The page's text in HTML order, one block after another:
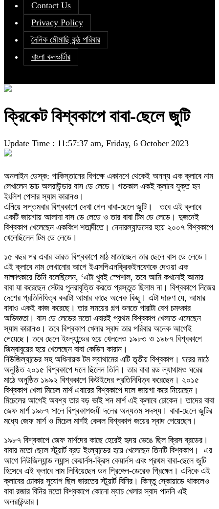
Contact Us
Privacy Policy
দৈনিক মৌমাছি কন্ঠ পরিবার
বাংলা কনভার্টার
ক্রিকেট বিশ্বকাপে বাবা-ছেলে জুটি
Update Time : 11:57:37 am, Friday, 6 October 2023
অনলাইন ডেস্ক: পাকিস্তানের বিপক্ষে একাদশে থেকেই অনন্য এক ক্লাবে নাম
লেখালেন ডাচ অলরাউন্ডার বাস ডে লেডে। গতকাল একই ক্লাবে যুক্ত হন
ইংলিশ পেসার স্যাম কারানও।
এনিয়ে সপ্তমবার বিশ্বকাপে দেখা গেল বাবা-ছেলে জুটি। তবে এই ক্লাবে
একটি জায়গায় আলাদা বাস ডে লেডে ও তার বাবা টিম ডে লেডে। দুজনেই
বিশ্বকাপ খেলেছেন একবিংশ শতাব্দীতে। নেদারল্যান্ডসের হয়ে ২০০৭ বিশ্বকাপে
খেলেছিলেন টিম ডে লেডে।
১৫ বছর পর এবার ভারত বিশ্বকাপে মাঠ মাতাচ্ছেন তার ছেলে বাস ডে লেডে।
এই ক্লাবে নাম লেখানোর আগে ইএসপিএনক্রিকইনফোকে দেওয়া এক
সাক্ষাৎকারে তিনি বলেছিলেন, ‘এটা খুবই স্পেশাল, তবে আমি কখনোই আমার
বাবা যা করেছেন সেটার পুনরাবৃত্তি করতে প্রস্তুত ছিলাম না। বিশ্বকাপে নিজের
দেশের প্রতিনিধিত্ব করাটা আমার কাছে অনেক কিছু। এটা দারুণ যে, আমার
বাবাও একই কাজ করেছে। তার সময়ের গল্প শুনতে পারাটা বেশ চমৎকার
অভিজ্ঞতা। বাস ডে লেডের মতো এবারই প্রথম বিশ্বকাপ খেলতে এসেছেন
স্যাম কারানও। তবে বিশ্বকাপ খেলার স্বাদ তার পরিবার অনেক আগেই
পেয়েছে। তবে ছেলে ইংল্যান্ডের হয়ে খেললেও ১৯৮৩ ও ১৯৮৭ বিশ্বকাপে
জিম্বাবুয়ের হয়ে খেলেছেন বাবা কেভিন কারান।
নিউজিল্যান্ডের সহ অধিনায়ক টম ল্যাথামের এটি তৃতীয় বিশ্বকাপ। ঘরের মাঠে
অনুষ্ঠিত ২০১৫ বিশ্বকাপে দলে ছিলেন তিনি। তার বাবা রড ল্যাথামও ঘরের
মাঠে অনুষ্ঠিত ১৯৯২ বিশ্বকাপে কিউইদের প্রতিনিধিত্ব করেছেন। ২০১৫
বিশ্বকাপ খেলা মিচেল মার্শ এবারের বিশ্বকাপে দলে জায়গা করে নিয়েছেন।
মিচেলের আগেই অবশ্য তার বড় ভাই শন মার্শ এই ক্লাবে ঢোকেন। তাদের বাবা
জেফ মার্শ ১৯৮৭ সালে বিশ্বকাপজয়ী দলের অন্যতম সদস্য। বাবা-ছেলে জুটির
মধ্যে জেফ মার্শ ও মিচেল মার্শই কেবল বিশ্বকাপ জয়ের স্বাদ পেয়েছেন।
১৯৮৭ বিশ্বকাপে জেফ মার্শদের কাছে হেরেই হৃদয় ভেঙে ছিল ক্রিস ব্রডের।
বাবার মতো ছেলে স্টুয়ার্ট ব্রড ইংল্যান্ডের হয়ে খেলেছেন তিনটি বিশ্বকাপ। এর
আগে নিউজিল্যান্ড ল্যান্স কেয়ার্নস-ক্রিস কেয়ার্নস এবং প্রথম বাবা-ছেলে জুটি
হিসেবে এই ক্লাবে নাম লিখিয়েছেন ডন প্রিঙ্গেল-ডেরেক প্রিঙ্গেল। এদিকে এই
ক্লাবের ঢোকার সুযোগ ছিল ভারতের স্টুয়ার্ট বিনির। কিন্তু স্কোয়াডে থাকলেও
বাবা রজার বিনির মতো বিশ্বকাপে কোনো ম্যাচ খেলার স্বাদ পাননি এই
অলরাউন্ডার।